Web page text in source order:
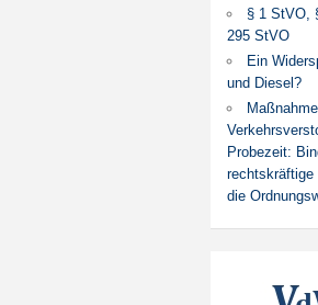
§ 1 StVO,
295 StVO
Ein
und Diesel?
Probezeit:
rechtskräftige
die